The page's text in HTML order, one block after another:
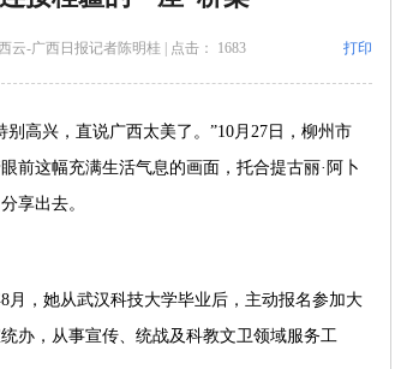
云-广西日报记者陈明桂 点击： 1683 打印
高兴，直说广西太美了。”10月27日，柳州市
前这幅充满生活气息的画面，托合提古丽·阿卜
享出去。
月，她从武汉科技大学毕业后，主动报名参加大
办，从事宣传、统战及科教文卫领域服务工